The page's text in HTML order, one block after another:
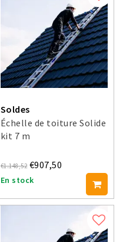
Soldes
Échelle de toiture Solide
kit 7 m
€1.148,52 €907,50
En stock